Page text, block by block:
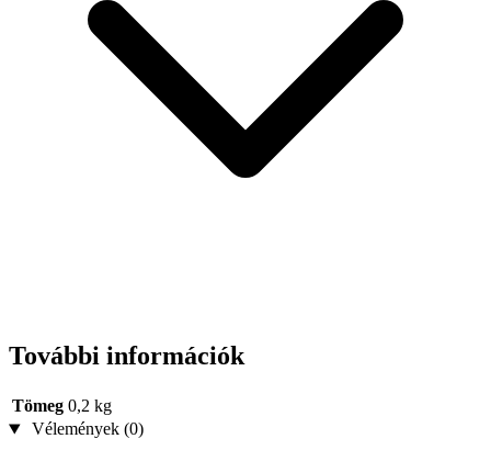
További információk
Tömeg 0,2 kg
Vélemények (0)